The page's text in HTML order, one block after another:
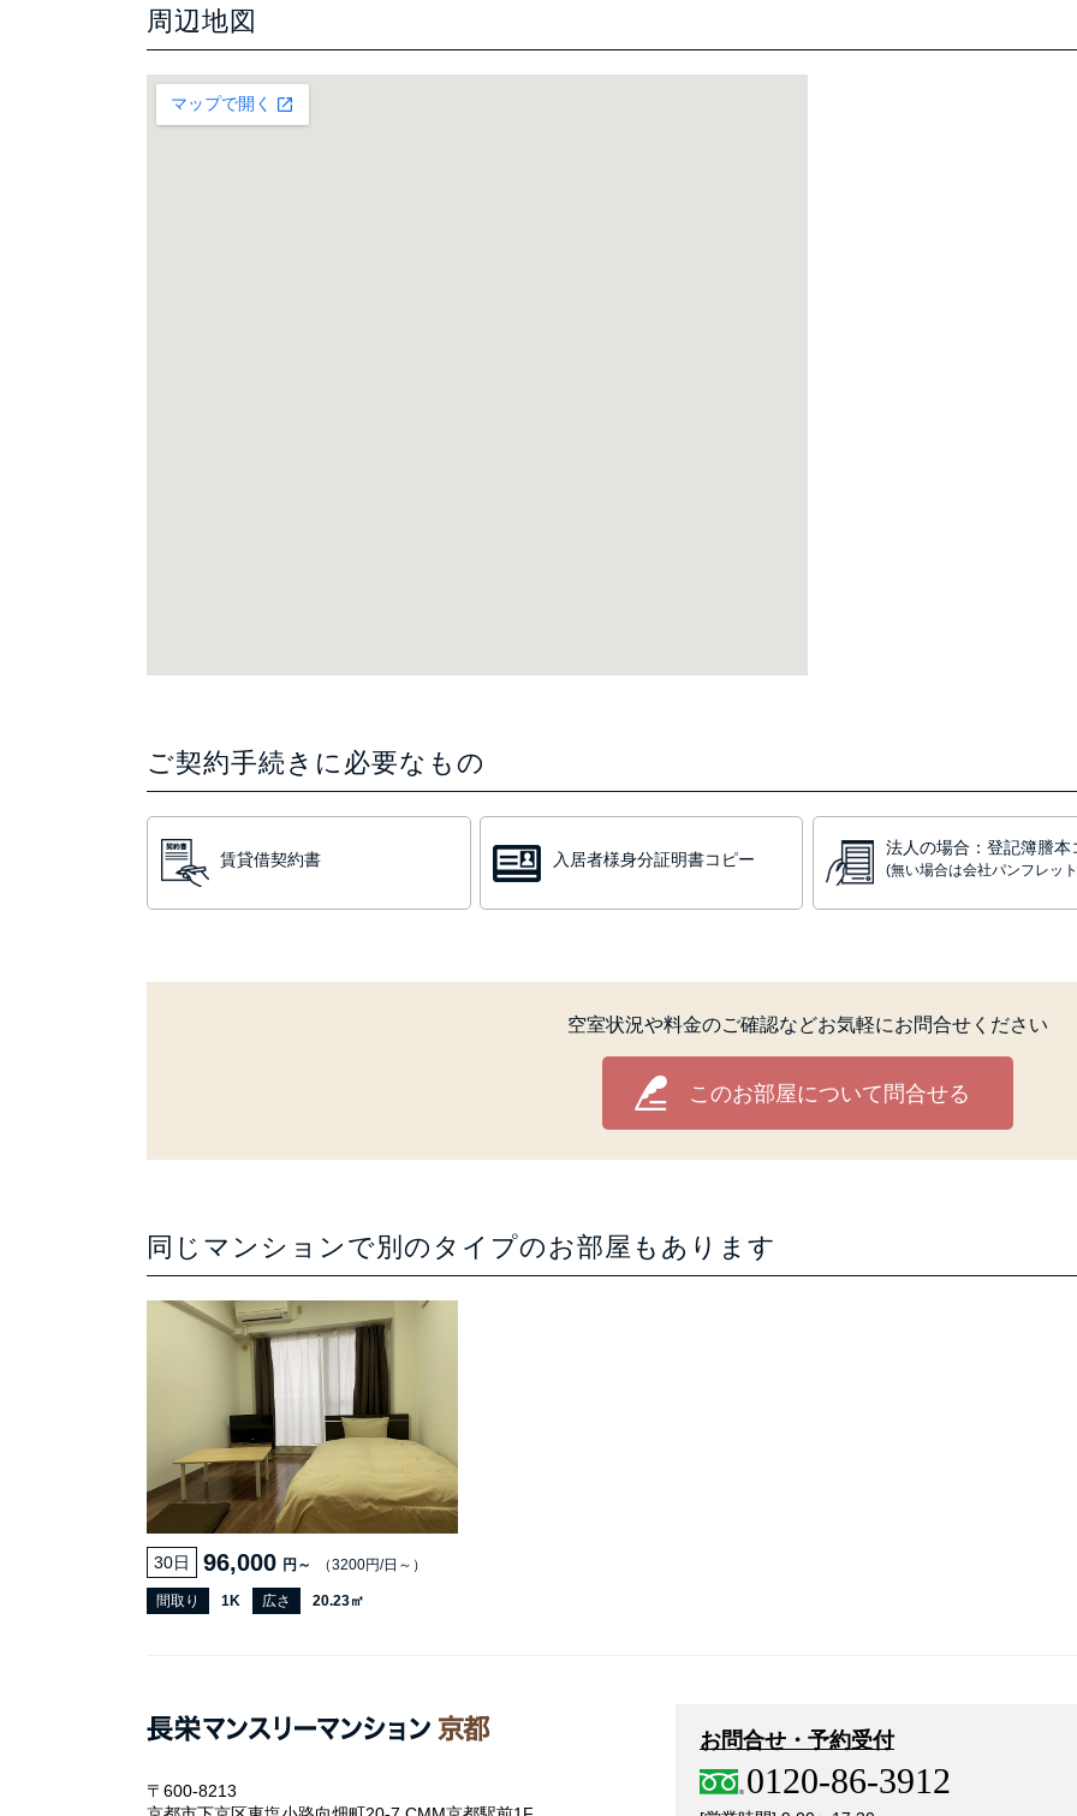
周辺地図
ご契約手続きに必要なもの
賃貸借契約書 入居者様身分証明書コピー
法人の場合：登記簿謄本
(無い場合は会社パンフレッ
空室状況や料金のご確認などお気軽にお問合せください
このお部屋について問合せる
同じマンションで別のタイプのお部屋もあります
30日 96,000 円～ （3200円/日～）
間取り 1K 広さ 20.23㎡
〒600-8213
お問合せ・予約受付
0120-86-3912